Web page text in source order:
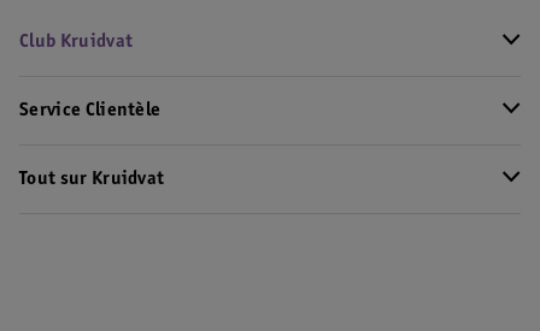
Club Kruidvat
Service Clientèle
Tout sur Kruidvat